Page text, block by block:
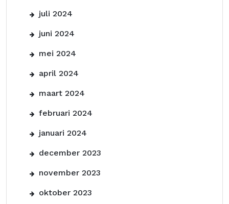
juli 2024
juni 2024
mei 2024
april 2024
maart 2024
februari 2024
januari 2024
december 2023
november 2023
oktober 2023